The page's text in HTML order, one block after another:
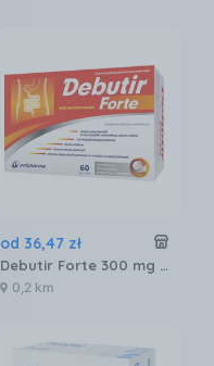
od 36,47 zł
Debutir Forte 300 mg x 60 kaps.
0,2 km